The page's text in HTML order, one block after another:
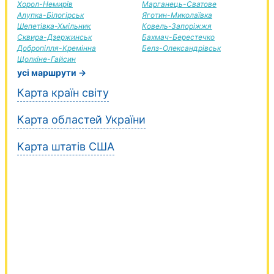
Хорол-Немирів
Алупка-Білогірськ
Шепетівка-Хмільник
Сквира-Дзержинськ
Добропілля-Кремінна
Щолкіне-Гайсин
Марганець-Сватове
Яготин-Миколаївка
Ковель-Запоріжжя
Бахмач-Берестечко
Белз-Олександрівськ
усі маршрути →
Карта країн світу
Карта областей України
Карта штатів США